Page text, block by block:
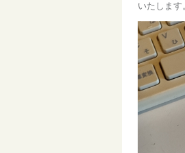
いたしま